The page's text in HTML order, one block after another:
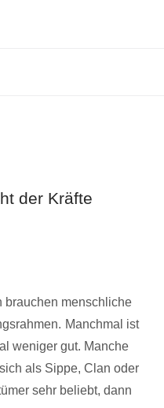
der Kräfte
brauchen menschliche
Manchmal ist
weniger gut. Manche
als Sippe, Clan oder
sehr beliebt, dann